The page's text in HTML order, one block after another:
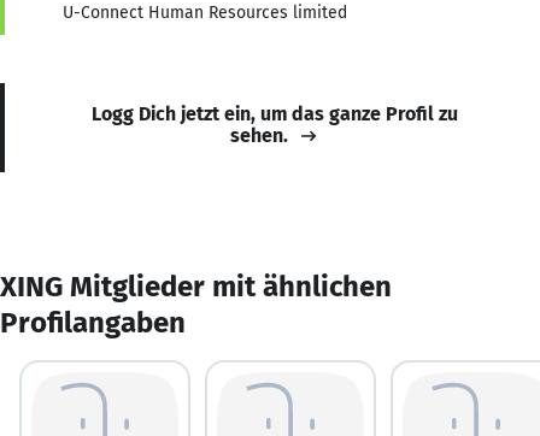
U-Connect Human Resources limited
Logg Dich jetzt ein, um das ganze Profil zu
sehen.
XING Mitglieder mit ähnlichen
Profilangaben